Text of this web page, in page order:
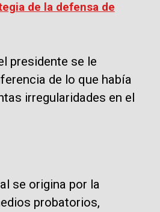
de la defensa de
presidente se le
de lo que había
irregularidades en el
se origina por la
probatorios,